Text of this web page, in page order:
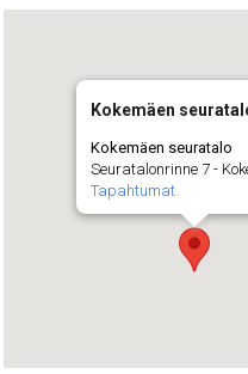
Kokemäen
Kokemäen seuratalo
Seuratalonrinne 7 -
Tapahtumat